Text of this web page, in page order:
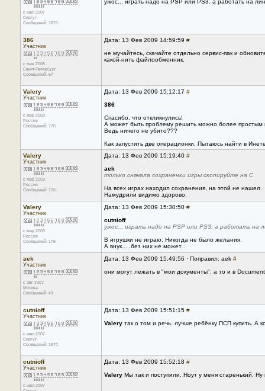
с июл 2007
Сургут
Сообщений: 1870
ужос... играть надо на PSP или PS3. а работать на
386
Участник
с мая 2006
Санкт-Петербург
Сообщений: 67
Дата: 13 Фев 2009 14:59:59 #
не мучайтесь, скачайте отдельно сервис-пак и
какой-нить файлообменник.
Valery
Участник
с мар 2003
Россия
Сообщений: 176
Дата: 13 Фев 2009 15:12:17 #
386
Спасибо, что откликнулись!
А может быть проблему решить можно более простым
Ведь ничего не убито???
Как запустить две операционки. Пытаюсь найти в
Valery
Участник
с мар 2003
Россия
Сообщений: 176
Дата: 13 Фев 2009 15:19:40 #
aek
только сначала сохраненки игры скопируйте на С
На всех играх находил сохранения, на этой не нашел.
Намудрили видимо здорово.
Valery
Участник
с мар 2003
Россия
Сообщений: 176
Дата: 13 Фев 2009 15:30:50 #
cutnioff
ужос... играть надо на PSP или PS3. а работать на
В игрушки не играю. Никогда не было желания.
А внук.....без них не может.
aek
Участник
с авг 2007
Москва
Сообщений: 49
Дата: 13 Фев 2009 15:49:56 · Поправил: aek #
они могут лежать в "мои документы", а то и в
cutnioff
Участник
с июл 2007
Сургут
Сообщений: 1870
Дата: 13 Фев 2009 15:51:15 #
Valery так о том и речь. лучше ребёнку ПСП купить. А
cutnioff
Участник
с июл 2007
Дата: 13 Фев 2009 15:52:18 #
Valery Мы так и поступили. Ноут у меня старенький.